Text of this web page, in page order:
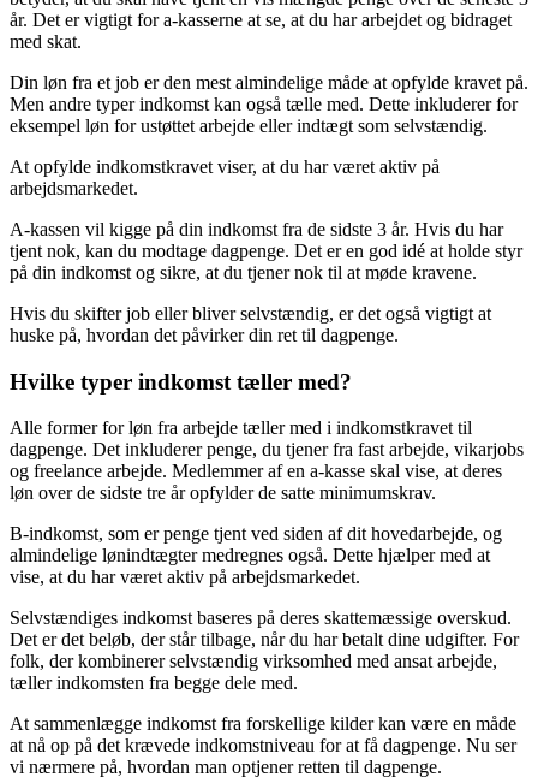
år. Det er vigtigt for a-kasserne at se, at du har arbejdet og bidraget
med skat.
Din løn fra et job er den mest almindelige måde at opfylde kravet på.
Men andre typer indkomst kan også tælle med. Dette inkluderer for
eksempel løn for ustøttet arbejde eller indtægt som selvstændig.
At opfylde indkomstkravet viser, at du har været aktiv på
arbejdsmarkedet.
A-kassen vil kigge på din indkomst fra de sidste 3 år. Hvis du har
tjent nok, kan du modtage dagpenge. Det er en god idé at holde styr
på din indkomst og sikre, at du tjener nok til at møde kravene.
Hvis du skifter job eller bliver selvstændig, er det også vigtigt at
huske på, hvordan det påvirker din ret til dagpenge.
Hvilke typer indkomst tæller med?
Alle former for løn fra arbejde tæller med i indkomstkravet til
dagpenge. Det inkluderer penge, du tjener fra fast arbejde, vikarjobs
og freelance arbejde. Medlemmer af en a-kasse skal vise, at deres
løn over de sidste tre år opfylder de satte minimumskrav.
B-indkomst, som er penge tjent ved siden af dit hovedarbejde, og
almindelige lønindtægter medregnes også. Dette hjælper med at
vise, at du har været aktiv på arbejdsmarkedet.
Selvstændiges indkomst baseres på deres skattemæssige overskud.
Det er det beløb, der står tilbage, når du har betalt dine udgifter. For
folk, der kombinerer selvstændig virksomhed med ansat arbejde,
tæller indkomsten fra begge dele med.
At sammenlægge indkomst fra forskellige kilder kan være en måde
at nå op på det krævede indkomstniveau for at få dagpenge. Nu ser
vi nærmere på, hvordan man optjener retten til dagpenge.